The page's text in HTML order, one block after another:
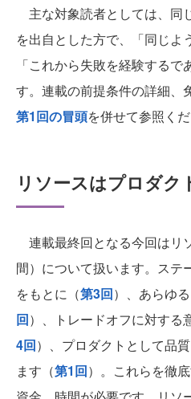
主な対象読者としては、同
を出自とした方で、「同じよ
「これから失敗を経験する
す。連載の前提条件の詳細、
第1回の冒頭を併せて参照くだ
リソースはプロダク
連載最終回となる今回はリ
間）について扱います。ステ
をもとに（第3回）、あらゆ
回）、トレードオフに対する
4回）、プロダクトとして品
ます（第1回）。これらを徹